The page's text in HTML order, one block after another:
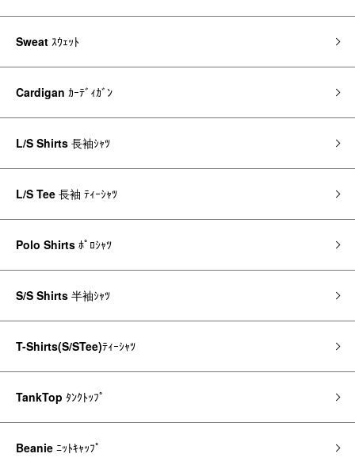
Sweat ｽｳｪｯﾄ
Cardigan ｶｰﾃﾞｨｶﾞﾝ
L/S Shirts 長袖ｼｬﾂ
L/S Tee 長袖 ﾃｨｰｼｬﾂ
Polo Shirts ﾎﾟﾛｼｬﾂ
S/S Shirts 半袖ｼｬﾂ
T-Shirts(S/STee)ﾃｨｰｼｬﾂ
TankTop ﾀﾝｸﾄｯﾌﾟ
Beanie ﾆｯﾄｷｬｯﾌﾟ